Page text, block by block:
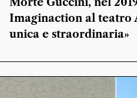
Imaginaction al teatro
unica e straordinaria»